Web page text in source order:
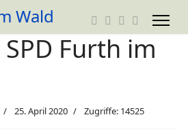
Furth im
25. April 2020 Zugriffe: 14525